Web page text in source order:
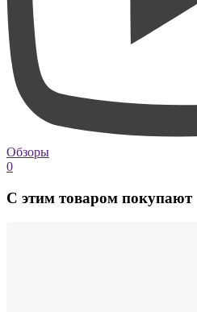
Обзоры
0
С этим товаром покупают